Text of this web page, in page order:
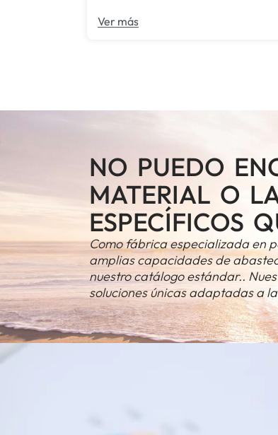
Ver más
NO PUEDO
MATERIAL O
ESPECÍFICOS
Como fábrica especializada en
amplias capacidades de
nuestro catálogo estándar..
soluciones únicas adaptadas a